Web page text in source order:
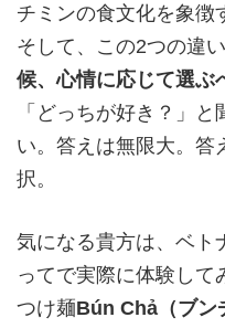
チミンの食文化を象徴
そして、この2つの違
候、心情に応じて選ぶ
「どっちが好き？」
い。答えは無限大。答
択。
気になる貴方は、ベト
ってで実際に体験して
つけ麺Bún Chả（ブン